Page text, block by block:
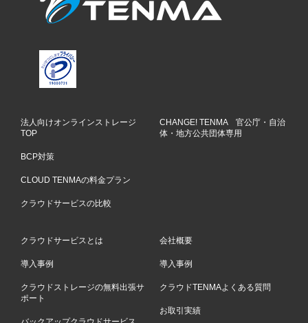
法人向けオンラインストレージ
TOP
BCP対策
CLOUD TENMAの料金プラン
クラウドサービスの比較
CHANGE! TENMA 官公庁・自治
体・地方公共団体専用
クラウドサービスとは
導入事例
クラウドストレージの無料出張サ
ポート
会社概要
導入事例
クラウドTENMAよくある質問
お取引実績